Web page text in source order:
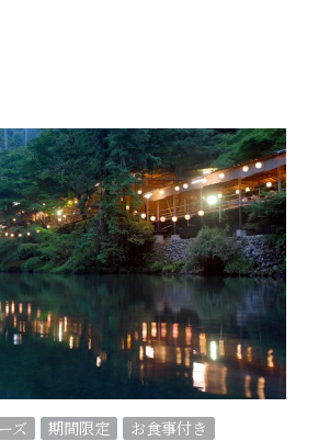
ズ 期間限定
お食事付き